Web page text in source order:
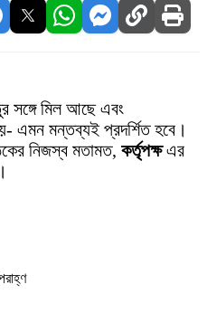
সঙ্গে মিল আছে এবং
মন্তব্যই প্রদর্শিত হবে।
নিজস্ব মতামত, কর্তৃপক্ষএর